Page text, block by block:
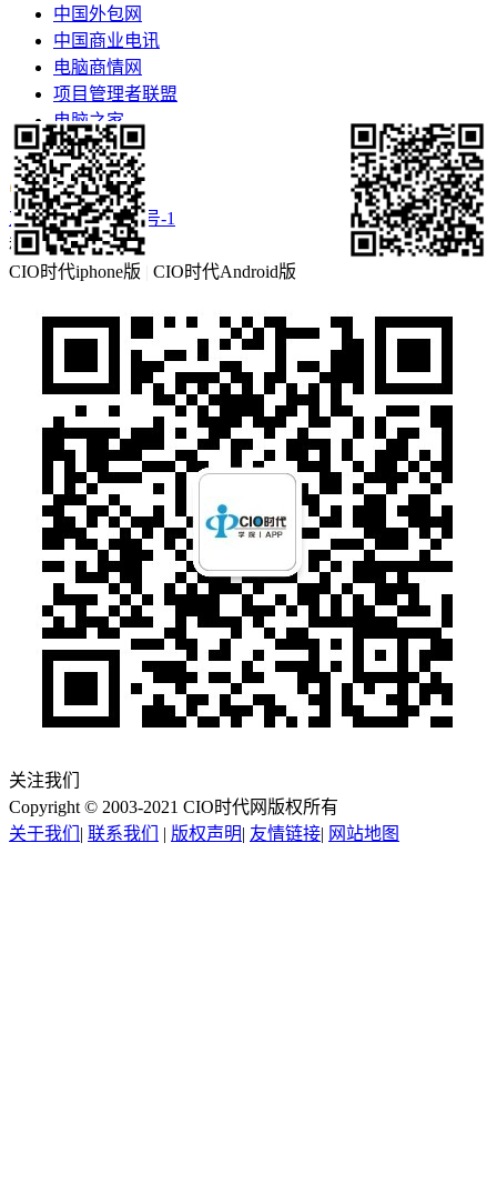
中国外包网
中国商业电讯
电脑商情网
项目管理者联盟
电脑之家
更多>>
京ICP备16057460号-1
移动客户端
CIO时代iphone版
CIO时代Android版
关注我们
Copyright © 2003-2021 CIO时代网版权所有
关于我们 | 联系我们 | 版权声明| 友情链接| 网站地图